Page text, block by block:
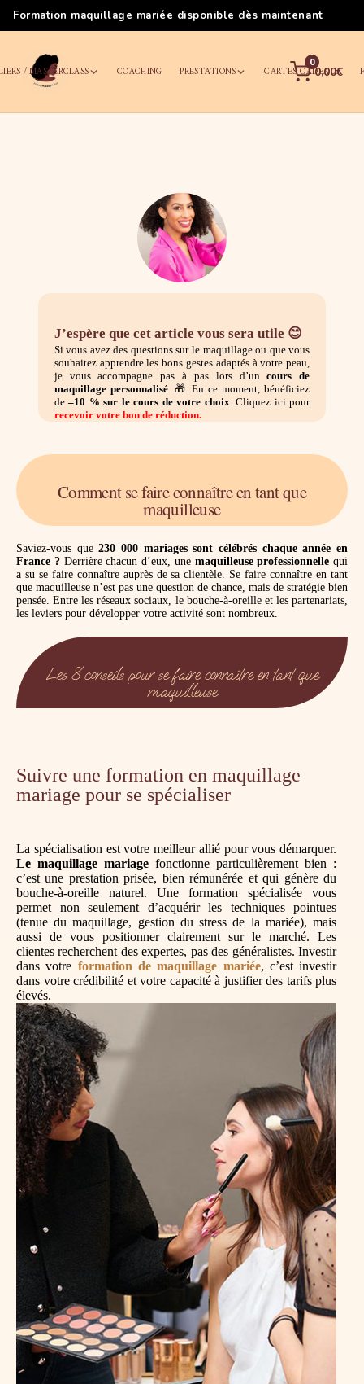
Les meilleurs cours de maquillage à Nantes
/ MASTERCLASS COACHING PRESTATIONS CARTES-CADEAUX
0
0,00€
J’espère que cet article vous sera utile 😊
Si vous avez des questions sur le maquillage ou que vous
souhaitez apprendre les bons gestes adaptés à votre peau,
je vous accompagne pas à pas lors d’uncours de
maquillage personnalisé . 🎁 En ce moment, bénéficiez
de–10 % sur le cours de votre choix . Cliquez ici pour
recevoir votre bon de réduction.
Comment se faire connaître en tant que
maquilleuse
Saviez-vous que230 000 mariages sont célébrés chaque année en
France ?Derrière chacun d’eux, une maquilleuse professionnelle qui
a su se faire connaître auprès de sa clientèle. Se faire connaître en tant
que maquilleuse n’est pas une question de chance, mais de stratégie bien
pensée. Entre les réseaux sociaux, le bouche-à-oreille et les partenariats,
les leviers pour développer votre activité sont nombreux.
Les 8 conseils pour se faire connaître en tant que
maquilleuse
Suivre une formation en maquillage
mariage pour se spécialiser
La spécialisation est votre meilleur allié pour vous démarquer.
Le maquillage mariage fonctionne particulièrement bien :
c’est une prestation prisée, bien rémunérée et qui génère du
bouche-à-oreille naturel. Une formation spécialisée vous
permet non seulement d’acquérir les techniques pointues
(tenue du maquillage, gestion du stress de la mariée), mais
aussi de vous positionner clairement sur le marché. Les
clientes recherchent des expertes, pas des généralistes. Investir
dans votre formation de maquillage mariée, c’est investir
dans votre crédibilité et votre capacité à justifier des tarifs plus
élevés.